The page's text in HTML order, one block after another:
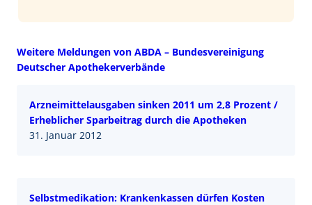
Weitere Meldungen von ABDA – Bundesvereinigung
Deutscher Apothekerverbände
Arzneimittelausgaben sinken 2011 um 2,8 Prozent /
Erheblicher Sparbeitrag durch die Apotheken
31. Januar 2012
Selbstmedikation: Krankenkassen dürfen Kosten